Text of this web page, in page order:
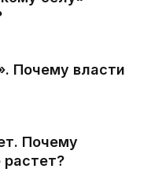
Почему власти
Почему
растет?